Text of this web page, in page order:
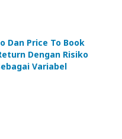
Dan Price To Book
Dengan Risiko
Variabel